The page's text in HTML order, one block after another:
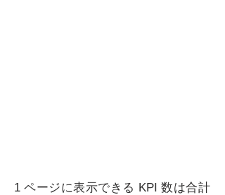
1 ページに表示できる KPI 数は合計